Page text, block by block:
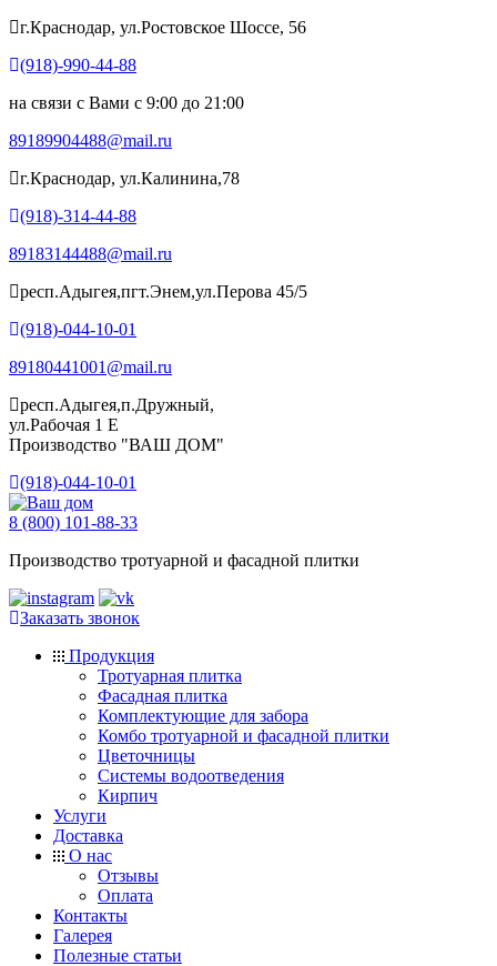
г.Краснодар, ул.Ростовское Шоссе, 56
(918)-990-44-88
на связи с Вами с 9:00 до 21:00
89189904488@mail.ru
г.Краснодар, ул.Калинина,78
(918)-314-44-88
89183144488@mail.ru
респ.Адыгея,пгт.Энем,ул.Перова 45/5
(918)-044-10-01
89180441001@mail.ru
респ.Адыгея,п.Дружный,
ул.Рабочая 1 Е
Производство "ВАШ ДОМ"
(918)-044-10-01
8 (800) 101-88-33
Производство тротуарной и фасадной плитки
Заказать звонок
Продукция
Тротуарная плитка
Фасадная плитка
Комплектующие для забора
Комбо тротуарной и фасадной плитки
Цветочницы
Системы водоотведения
Кирпич
Услуги
Доставка
О нас
Отзывы
Оплата
Контакты
Галерея
Полезные статьи